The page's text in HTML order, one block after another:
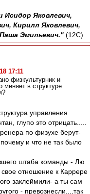
Исидор Яковлевич,
Кирилл Яковлевич,
Эмильевич." (12С)
17:11
физкультурник и
меняет в структуре
управления
глупо это отрицать.....
по физухе берут-
и что не так было
штаба команды - Лю
отношение к Каррере
заклеймили- а ты сам
- превознесли....так